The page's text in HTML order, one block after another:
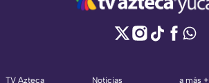
TV Azteca
Noticias
a más +